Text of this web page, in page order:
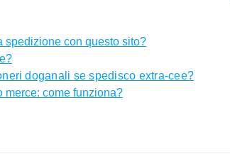
spedizione con questo sito?
doganali se spedisco extra-cee?
merce: come funziona?